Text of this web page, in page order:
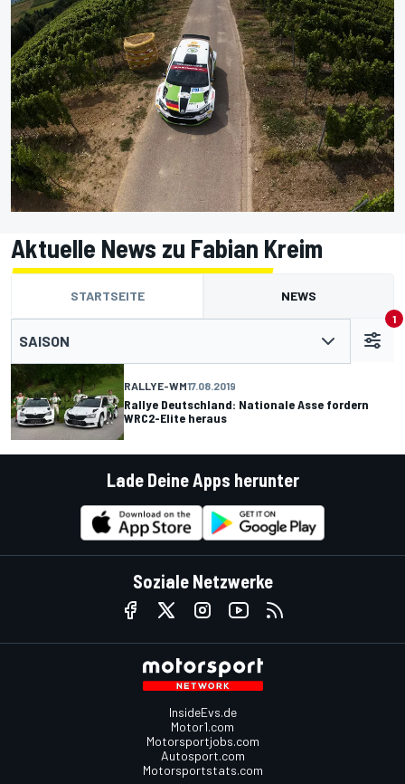
Aktuelle News zu Fabian Kreim
STARTSEITE NEWS
SAISON
1
RALLYE-WM17.08.2019
Rallye Deutschland: Nationale Asse fordern
WRC2-Elite heraus
Lade Deine Apps herunter
Soziale Netzwerke
InsideEvs.de
Motor1.com
Motorsportjobs.com
Autosport.com
Motorsportstats.com